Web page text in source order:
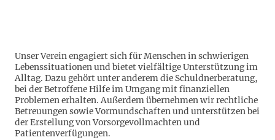
Unser Verein engagiert sich für Menschen in schwierigen
Lebenssituationen und bietet vielfältige Unterstützung im
Alltag. Dazu gehört unter anderem die Schuldnerberatung,
bei der Betroffene Hilfe im Umgang mit finanziellen
Problemen erhalten. Außerdem übernehmen wir rechtliche
Betreuungen sowie Vormundschaften und unterstützen bei
der Erstellung von Vorsorgevollmachten und
Patientenverfügungen.